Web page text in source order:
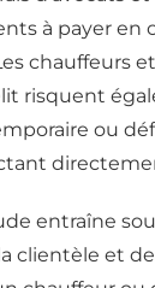
à payer en
chauffeurs
risquent
ou
entraîne
clientèle et